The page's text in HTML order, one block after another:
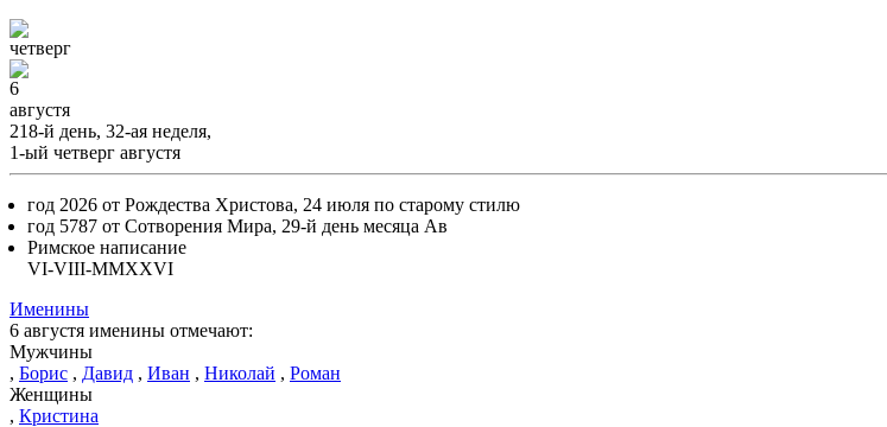
четверг
6
августя
218-й день, 32-ая неделя,
1-ый четверг августя
год 2026 от Рождества Христова, 24 июля по старому стилю
год 5787 от Сотворения Мира, 29-й день месяца Ав
Римское написание
VI-VIII-MMXXVI
Именины
6 августя именины отмечают:
Мужчины
, Борис , Давид , Иван , Николай , Роман
Женщины
, Кристина